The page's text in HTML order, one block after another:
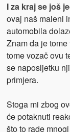
I za kraj se još
ovaj naš maleni
automobila
Znam da je
tome vozač ovu
se naposljetku
primjera.
Stoga mi zbog
će potaknuti
što to rade